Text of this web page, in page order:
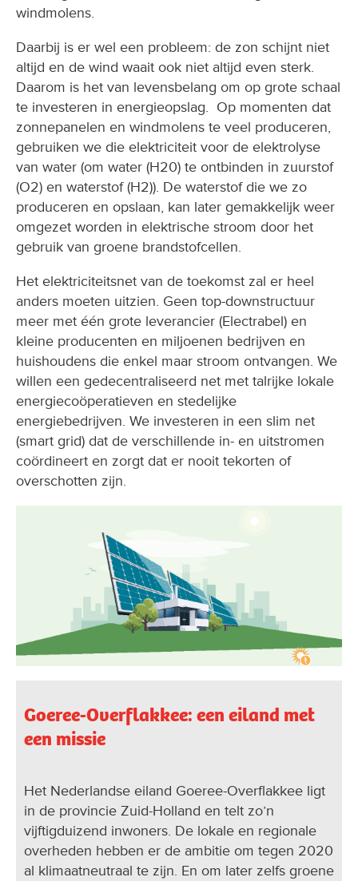
windmolens.
Daarbij is er wel een probleem: de zon schijnt niet
altijd en de wind waait ook niet altijd even sterk.
Daarom is het van levensbelang om op grote schaal
te investeren in energieopslag. Op momenten dat
zonnepanelen en windmolens te veel produceren,
gebruiken we die elektriciteit voor de elektrolyse
van water (om water (H20) te ontbinden in zuurstof
(O2) en waterstof (H2)). De waterstof die we zo
produceren en opslaan, kan later gemakkelijk weer
omgezet worden in elektrische stroom door het
gebruik van groene brandstofcellen.
Het elektriciteitsnet van de toekomst zal er heel
anders moeten uitzien. Geen top-downstructuur
meer met één grote leverancier (Electrabel) en
kleine producenten en miljoenen bedrijven en
huishoudens die enkel maar stroom ontvangen. We
willen een gedecentraliseerd net met talrijke lokale
energiecoöperatieven en stedelijke
energiebedrijven. We investeren in een slim net
(smart grid) dat de verschillende in- en uitstromen
coördineert en zorgt dat er nooit tekorten of
overschotten zijn.
Goeree-Overflakkee: een eiland met
een missie
Het Nederlandse eiland Goeree-Overflakkee ligt
in de provincie Zuid-Holland en telt zo’n
vijftigduizend inwoners. De lokale en regionale
overheden hebben er de ambitie om tegen 2020
al klimaatneutraal te zijn. En om later zelfs groene